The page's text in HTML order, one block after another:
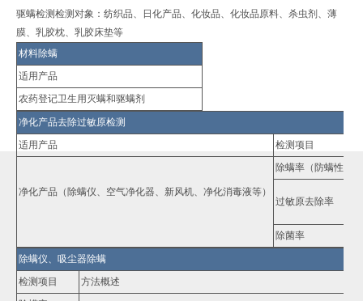
驱螨检测检测对象：纺织品、日化产品、化妆品、化妆品原料、杀虫剂、薄
膜、乳胶枕、乳胶床垫等
材料除螨
适用产品
农药登记卫生用灭螨和驱螨剂
净化产品去除过敏原检测
适用产品
检测项目
净化产品（除螨仪、空气净化器、新风机、净化消毒液等）
除螨率（防螨性能）
过敏原去除率
除菌率
除螨仪、吸尘器除螨
检测项目
方法概述